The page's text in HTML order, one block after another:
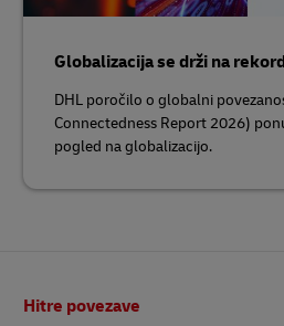
Globalizacija se drži na
DHL poročilo o globalni
Connectedness Report 2026)
pogled na globalizacijo.
Hitre povezave